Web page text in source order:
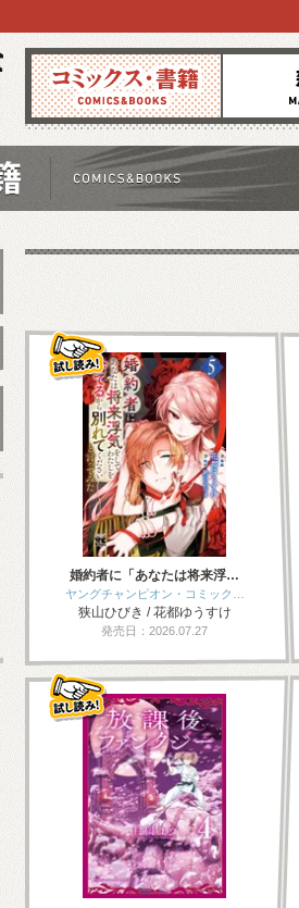
コミックス 雑誌
新刊情報
婚約者に「あなたは将来浮…
ヤングチャンピオン・コミック…
狭山ひびき / 花都ゆうすけ
発売日：2026.07.27